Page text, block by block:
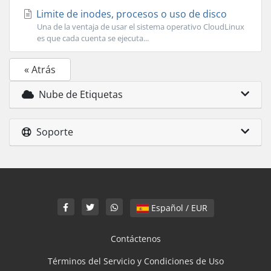
Limite de inodes, procesos o uso de disco
Una de la ventaja de usar el sistema operativo CloudLinux
es que cada cuenta se ejecuta...
« Atrás
Nube de Etiquetas
Soporte
Español / EUR
Contáctenos
Términos del Servicio y Condiciones de Uso